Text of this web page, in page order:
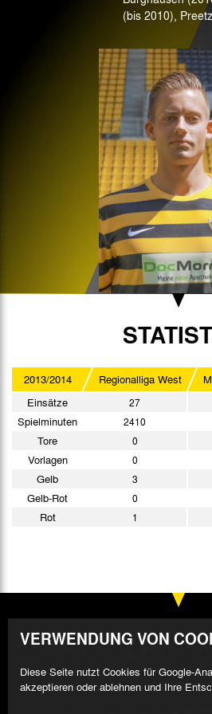
(bis 2010),
2013/2014 Regionalliga West
Einsätze
27
Spielminuten 2410
Tore 0
Vorlagen 0
Gelb 3
Gelb-Rot 0
Rot 1
VERWENDUNG VON
Diese Seite nutzt Cookies für Google-
akzeptieren oder ablehnen und Ihre